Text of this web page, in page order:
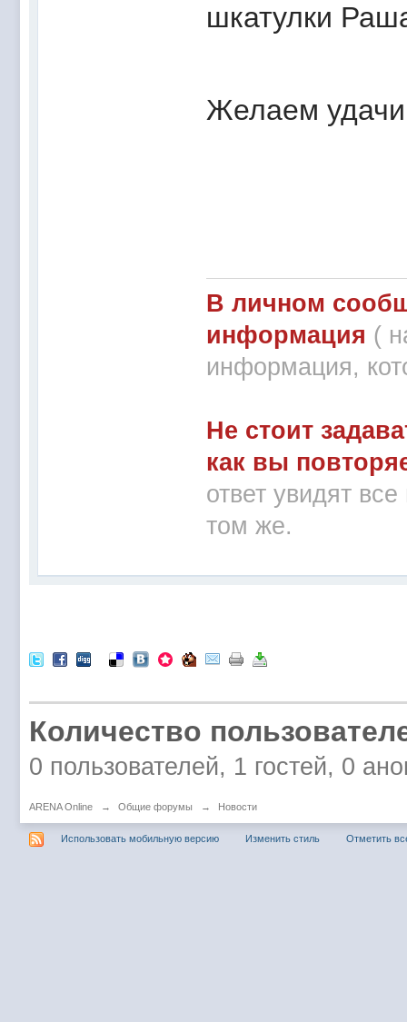
шкатулки
Желаем
В личном
информация (
информация,
Не стоит
как вы
ответ увидят
том же.
Количество
0 пользователей, 1 гостей, 0
ARENA Online → Общие форумы → Новости
Использовать мобильную версию Изменить стиль Отметить